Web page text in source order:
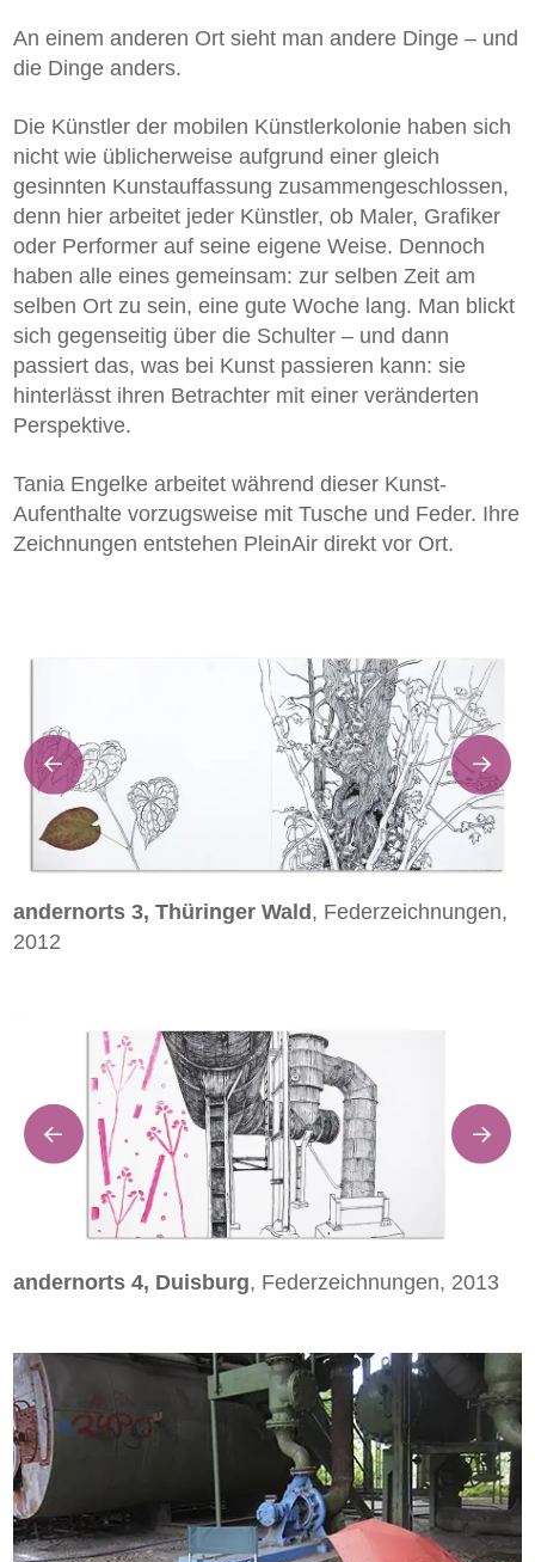
An einem anderen Ort sieht man andere Dinge – und
die Dinge anders.
Die Künstler der mobilen Künstlerkolonie haben sich
nicht wie üblicherweise aufgrund einer gleich
gesinnten Kunstauffassung zusammengeschlossen,
denn hier arbeitet jeder Künstler, ob Maler, Grafiker
oder Performer auf seine eigene Weise. Dennoch
haben alle eines gemeinsam: zur selben Zeit am
selben Ort zu sein, eine gute Woche lang. Man blickt
sich gegenseitig über die Schulter – und dann
passiert das, was bei Kunst passieren kann: sie
hinterlässt ihren Betrachter mit einer veränderten
Perspektive.
Tania Engelke arbeitet während dieser Kunst-
Aufenthalte vorzugsweise mit Tusche und Feder. Ihre
Zeichnungen entstehen PleinAir direkt vor Ort.
andernorts 3, Thüringer Wald, Federzeichnungen,
2012
andernorts 4, Duisburg, Federzeichnungen, 2013